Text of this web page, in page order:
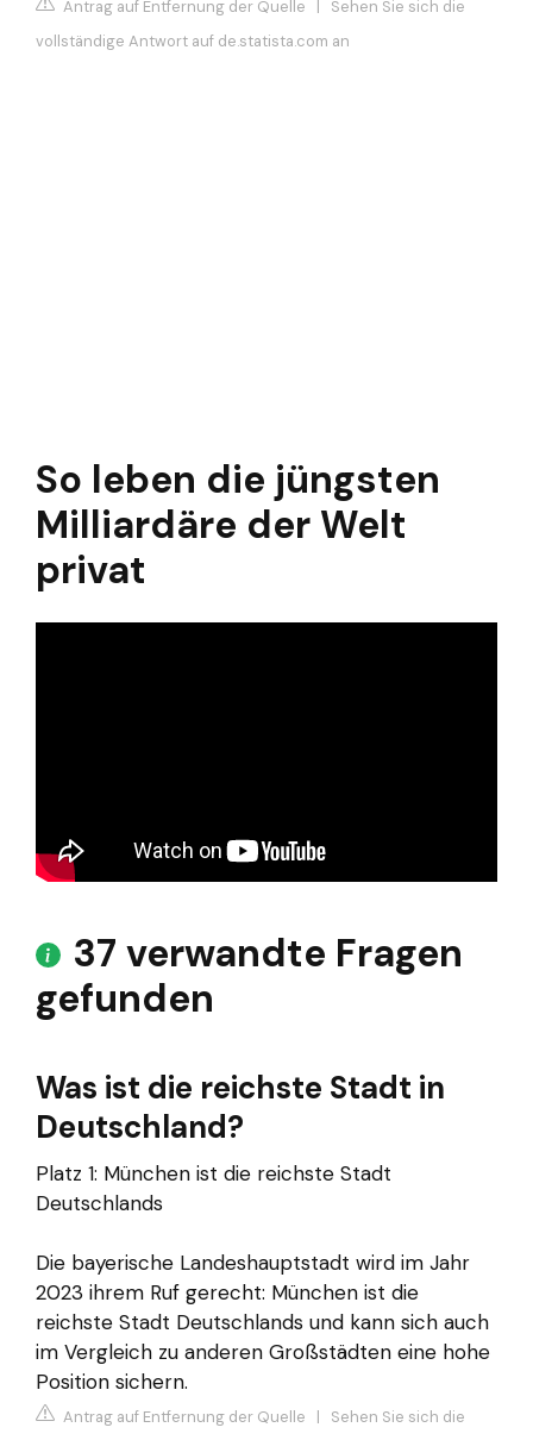
Antrag auf Entfernung der Quelle
Sehen Sie sich die
vollständige Antwort auf de.statista.com an
So leben die jüngsten
Milliardäre der Welt
privat
37 verwandte Fragen
gefunden
Was ist die reichste Stadt in
Deutschland?
Platz 1: München ist die reichste Stadt
Deutschlands
Die bayerische Landeshauptstadt wird im Jahr
2023 ihrem Ruf gerecht: München ist die
reichste Stadt Deutschlands und kann sich auch
im Vergleich zu anderen Großstädten eine hohe
Position sichern.
Antrag auf Entfernung der Quelle | Sehen Sie sich die